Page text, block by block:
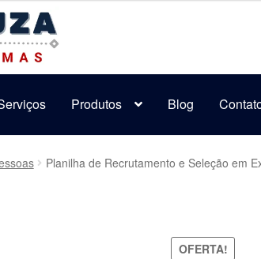
Produtos Blog
Planilha de Recrutamento e Seleção em
OFERTA!
atual
é:
R$39,90.